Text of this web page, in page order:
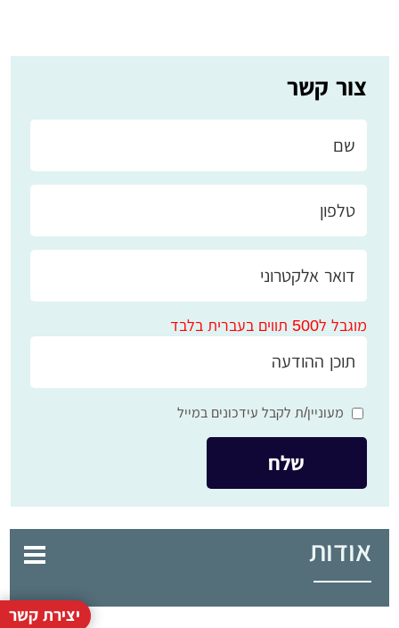
צור קשר
מוגבל ל500 תווים בעברית בלבד
מעוניין/ת לקבל עידכונים במייל
אודות
יצירת קשר